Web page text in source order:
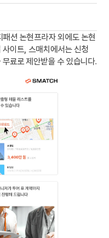
패션 논현프라자외에도 논현
이트, 스매치에서는 신청
료로 제안받을 수 있습니다.